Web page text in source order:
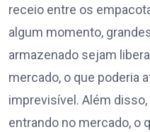
receio entre os
algum momento,
armazenado sejam
mercado, o que poderia
imprevisível. Além
entrando no mercado, o